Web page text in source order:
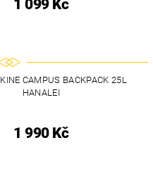
1 099 Kč
CAMPUS BACKPACK 25L
HANALEI
1 990 Kč